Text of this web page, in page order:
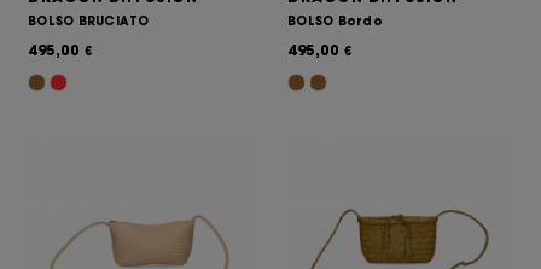
BOLSO BRUCIATO
495,00 €
BOLSO Bordo
495,00 €